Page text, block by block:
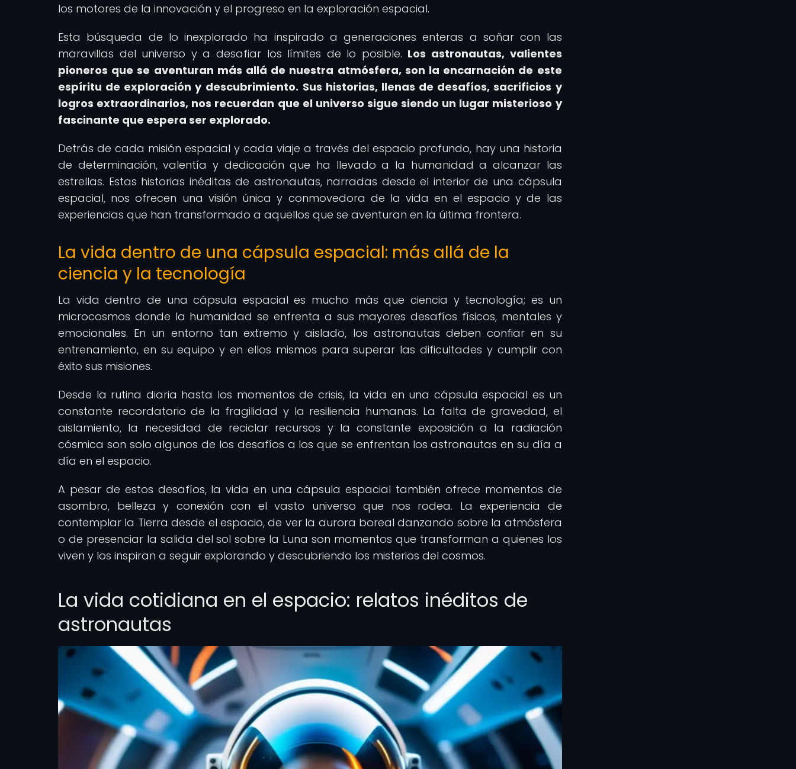
los motores de la innovación y el progreso en la exploración espacial.
Esta búsqueda de lo inexplorado ha inspirado a generaciones enteras a soñar con las
maravillas del universo y a desafiar los límites de lo posible. Los astronautas, valientes
pioneros que se aventuran más allá de nuestra atmósfera, son la encarnación de este
espíritu de exploración y descubrimiento. Sus historias, llenas de desafíos, sacrificios y
logros extraordinarios, nos recuerdan que el universo sigue siendo un lugar misterioso y
fascinante que espera ser explorado.
Detrás de cada misión espacial y cada viaje a través del espacio profundo, hay una historia
de determinación, valentía y dedicación que ha llevado a la humanidad a alcanzar las
estrellas. Estas historias inéditas de astronautas, narradas desde el interior de una cápsula
espacial, nos ofrecen una visión única y conmovedora de la vida en el espacio y de las
experiencias que han transformado a aquellos que se aventuran en la última frontera.
La vida dentro de una cápsula espacial: más allá de la
ciencia y la tecnología
La vida dentro de una cápsula espacial es mucho más que ciencia y tecnología; es un
microcosmos donde la humanidad se enfrenta a sus mayores desafíos físicos, mentales y
emocionales. En un entorno tan extremo y aislado, los astronautas deben confiar en su
entrenamiento, en su equipo y en ellos mismos para superar las dificultades y cumplir con
éxito sus misiones.
Desde la rutina diaria hasta los momentos de crisis, la vida en una cápsula espacial es un
constante recordatorio de la fragilidad y la resiliencia humanas. La falta de gravedad, el
aislamiento, la necesidad de reciclar recursos y la constante exposición a la radiación
cósmica son solo algunos de los desafíos a los que se enfrentan los astronautas en su día a
día en el espacio.
A pesar de estos desafíos, la vida en una cápsula espacial también ofrece momentos de
asombro, belleza y conexión con el vasto universo que nos rodea. La experiencia de
contemplar la Tierra desde el espacio, de ver la aurora boreal danzando sobre la atmósfera
o de presenciar la salida del sol sobre la Luna son momentos que transforman a quienes los
viven y los inspiran a seguir explorando y descubriendo los misterios del cosmos.
La vida cotidiana en el espacio: relatos inéditos de
astronautas